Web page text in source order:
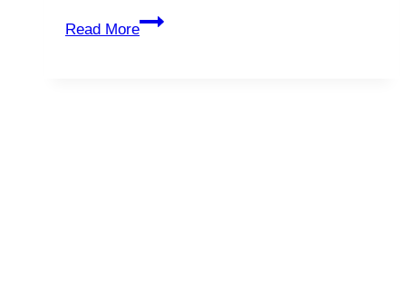
mozesz
Read More
Prijava